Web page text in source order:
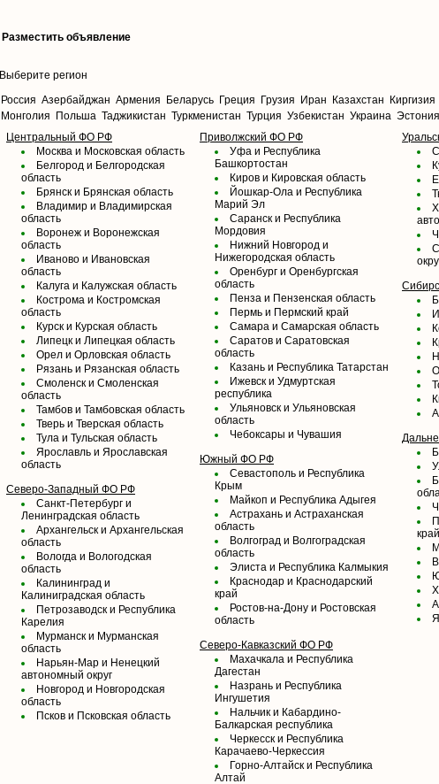
Разместить объявление
Выберите регион
Россия Азербайджан Армения Беларусь Греция Грузия Иран Казахстан Киргизия
Монголия
Польша Таджикистан Туркменистан Турция Узбекистан Украина Эстония
Центральный ФО РФ
Москва и Московская область
Белгород и Белгородская
область
Брянск и Брянская область
Владимир и Владимирская
область
Воронеж и Воронежская
область
Иваново и Ивановская
область
Калуга и Калужская область
Кострома и Костромская
область
Курск и Курская область
Липецк и Липецкая область
Орел и Орловская область
Рязань и Рязанская область
Смоленск и Смоленская
область
Тамбов и Тамбовская область
Тверь и Тверская область
Тула и Тульская область
Ярославль и Ярославская
область
Северо-Западный ФО РФ
Санкт-Петербург и
Ленинградская область
Архангельск и Архангельская
область
Вологда и Вологодская
область
Калининград и
Калиниградская область
Петрозаводск и Республика
Карелия
Мурманск и Мурманская
область
Нарьян-Мар и Ненецкий
автономный округ
Новгород и Новгородская
область
Псков и Псковская область
Приволжский ФО РФ
Уфа и Республика
Башкортостан
Киров и Кировская область
Йошкар-Ола и Республика
Марий Эл
Саранск и Республика
Мордовия
Нижний Новгород и
Нижегородская область
Оренбург и Оренбургская
область
Пенза и Пензенская область
Пермь и Пермский край
Самара и Самарская область
Саратов и Саратовская
область
Казань и Республика Татарстан
Ижевск и Удмуртская
республика
Ульяновск и Ульяновская
область
Чебоксары и Чувашия
Южный ФО РФ
Севастополь и Республика
Крым
Майкоп и Республика Адыгея
Астрахань и Астраханская
область
Волгоград и Волгоградская
область
Элиста и Республика Калмыкия
Краснодар и Краснодарский
край
Ростов-на-Дону и Ростовская
область
Северо-Кавказский ФО РФ
Махачкала и Республика
Дагестан
Назрань и Республика
Ингушетия
Нальчик и Кабардино-
Балкарская республика
Черкесск и Республика
Карачаево-Черкессия
Горно-Алтайск и Республика
Алтай
край